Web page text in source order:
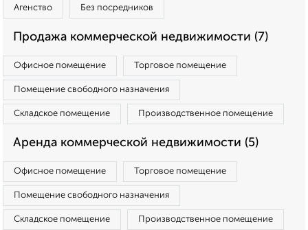
Агенство Без посредников
Продажа коммерческой недвижимости (7)
Офисное помещение Торговое помещение
Помещение свободного назначения
Складское помещение Производственное помещение
Аренда коммерческой недвижимости (5)
Офисное помещение Торговое помещение
Помещение свободного назначения
Складское помещение Производственное помещение